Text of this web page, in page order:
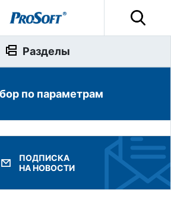
Разделы
по параметрам
ПОДПИСКА
НА НОВОСТИ